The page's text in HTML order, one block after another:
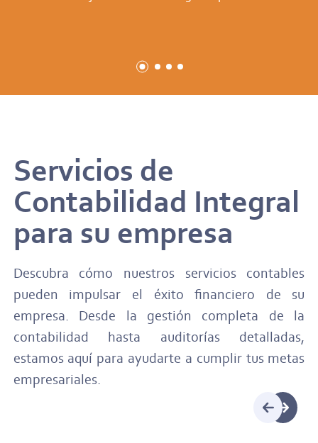
Servicios de
Contabilidad Integral
para su empresa
Descubra cómo nuestros servicios contables
pueden impulsar el éxito financiero de su
empresa. Desde la gestión completa de la
contabilidad hasta auditorías detalladas,
estamos aquí para ayudarte a cumplir tus metas
empresariales.